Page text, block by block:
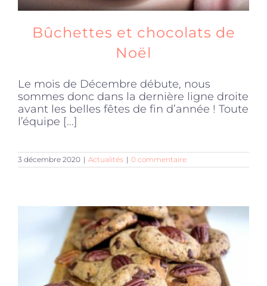
Bûchettes et chocolats de
Noël
Le mois de Décembre débute, nous
sommes donc dans la dernière ligne droite
avant les belles fêtes de fin d’année ! Toute
l’équipe [...]
3 décembre 2020 | Actualités | 0 commentaire